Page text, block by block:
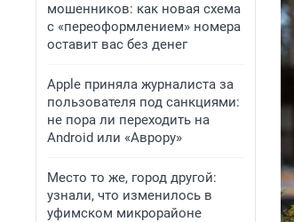
мошенников: как новая схема
с «переоформлением» номера
оставит вас без денег
Apple приняла журналиста за
пользователя под санкциями:
не пора ли переходить на
Android или «Аврору»
Место то же, город другой:
узнали, что изменилось в
уфимском микрорайоне